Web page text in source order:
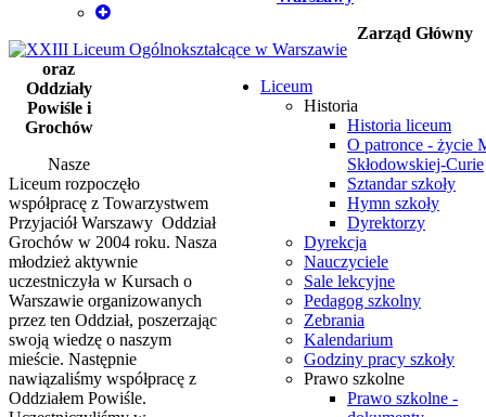
Font
Set
Font
Liceum
Historia
Historia liceum
O patronce - życie
Skłodowskiej-Curie
Sztandar szkoły
Hymn szkoły
Dyrektorzy
Dyrekcja
Nauczyciele
Sale lekcyjne
Pedagog szkolny
Zebrania
Kalendarium
Godziny pracy szkoły
Prawo szkolne
Prawo szkolne -
Zarząd Główny
oraz
Oddziały
Powiśle i
Grochów
Nasze
Liceum rozpoczęło
współpracę z Towarzystwem
Przyjaciół Warszawy Oddział
Grochów w 2004 roku. Nasza
młodzież aktywnie
uczestniczyła w Kursach o
Warszawie organizowanych
przez ten Oddział, poszerzając
swoją wiedzę o naszym
mieście. Następnie
nawiązaliśmy współpracę z
Oddziałem Powiśle.